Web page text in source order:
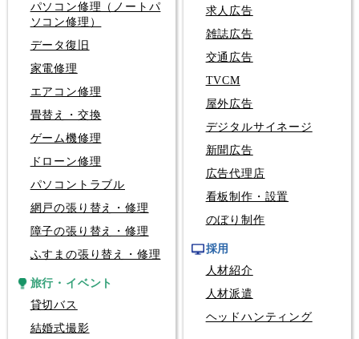
パソコン修理（ノートパ
ソコン修理）
データ復旧
家電修理
エアコン修理
畳替え・交換
ゲーム機修理
ドローン修理
パソコントラブル
網戸の張り替え・修理
障子の張り替え・修理
ふすまの張り替え・修理
旅行・イベント
貸切バス
結婚式撮影
求人広告
雑誌広告
交通広告
TVCM
屋外広告
デジタルサイネージ
新聞広告
広告代理店
看板制作・設置
のぼり制作
採用
人材紹介
人材派遣
ヘッドハンティング